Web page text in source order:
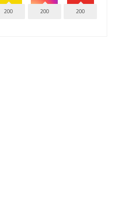
200
200
200